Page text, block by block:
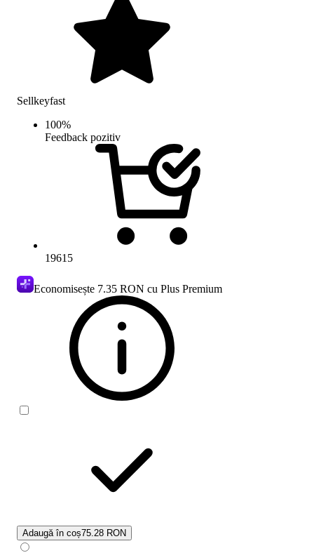
Sellkeyfast
100%
Feedback pozitiv
19615
Economisește 7.35 RON cu Plus Premium
Adaugă în coș75.28 RON